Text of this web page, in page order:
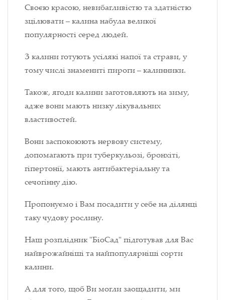
Своєю красою, невибагливістю та здатністю
зцілювати – калина набула великої
популярності серед людей.
З калини готують усілякі напої та страви, у
тому числі знамениті пироги – калинники.
Також, ягоди калини заготовляють на зиму,
адже вони мають низку лікувальних
властивостей.
Вони заспокоюють нервову систему,
допомагають при туберкульозі, бронхіті,
гіпертонії, мають антибактеріальну та
сечогінну дію.
Пропонуємо і Вам посадити у себе на ділянці
таку чудову рослину.
Наш розплідник "БіоСад" підготував для Вас
найврожайніші та найпопулярніші сорти
калини.
А для того, щоб Ви могли заощадити, ми